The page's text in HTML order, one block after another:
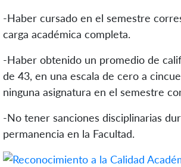
-Haber cursado en el semestre
carga académica completa.
-Haber obtenido un promedio de
de 43, en una escala de cero a
ninguna asignatura en el semestre
-No tener sanciones disciplinarias
permanencia en la Facultad.